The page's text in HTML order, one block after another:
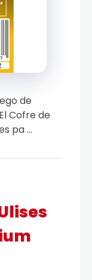
de
Cofre de
pa ...